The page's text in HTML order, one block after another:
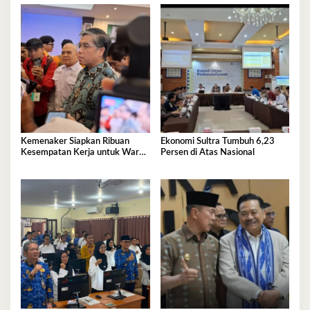
Kemenaker Siapkan Ribuan
Kesempatan Kerja untuk Warga
Ekonomi Sultra Tumbuh 6,23
Persen di Atas Nasional